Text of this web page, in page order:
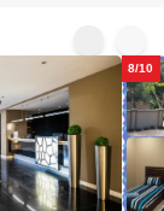
8/10